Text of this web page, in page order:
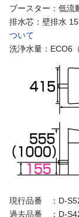
ブースター：低流
排水芯：壁排水
ついて
洗浄水量：ECO6
現行品番 ：D-
過去品番 ：D-